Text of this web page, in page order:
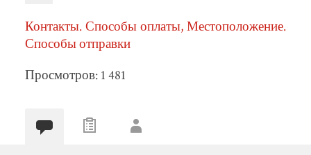
Контакты. Способы оплаты, Местоположение.
Способы отправки
Просмотров: 1 481